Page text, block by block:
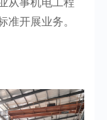
从事机电工程
准开展业务。